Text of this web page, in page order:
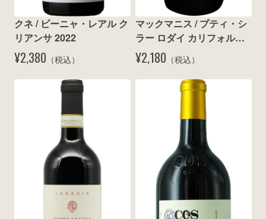
クネ / ビーニャ・レアル ク
リアンサ 2022
¥2,380 （税込）
マックマニス / プティ・シ
ラー ロダイ カリフォルニ
ア 2024
¥2,180 （税込）